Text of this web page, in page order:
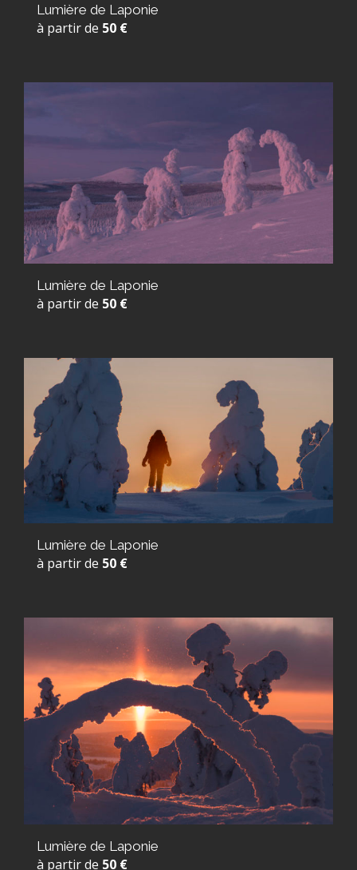
Lumière de Laponie
à partir de 50 €
Lumière de Laponie
à partir de 50 €
Lumière de Laponie
à partir de 50 €
Lumière de Laponie
à partir de 50 €